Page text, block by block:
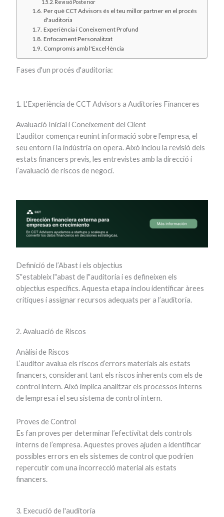
Revisió Posterior
Per què CCT Advisors és el teu millor partner en el procés
d'auditoria
Experiència i Coneixement Profund
Enfocament Personalitzat
Compromís amb l'Excel·lència
Fases d'un procés d'auditoria:
1. L'Experiència de CCT Advisors a Auditories Financeres
Avaluació Inicial i Coneixement del Client
L’auditor comença reunint informació sobre l’empresa, el
seu entorn i la indústria on opera. Això inclou la revisió dels
estats financers previs, les entrevistes amb la direcció i
l’avaluació de riscos de negoci.
Definició de l’Abast i els objectius
S‟estableix l‟abast de l‟auditoria i es defineixen els
objectius específics. Aquesta etapa inclou identificar àrees
crítiques i assignar recursos adequats per a l’auditoria.
2. Avaluació de Riscos
Anàlisi de Riscos
L’auditor avalua els riscos d’errors materials als estats
financers, considerant tant els riscos inherents com els de
control intern. Això implica analitzar els processos interns
de lempresa i el seu sistema de control intern.
Proves de Control
Es fan proves per determinar l’efectivitat dels controls
interns de l’empresa. Aquestes proves ajuden a identificar
possibles errors en els sistemes de control que podrien
repercutir com una incorrecció material als estats
financers.
3. Execució de l'auditoria